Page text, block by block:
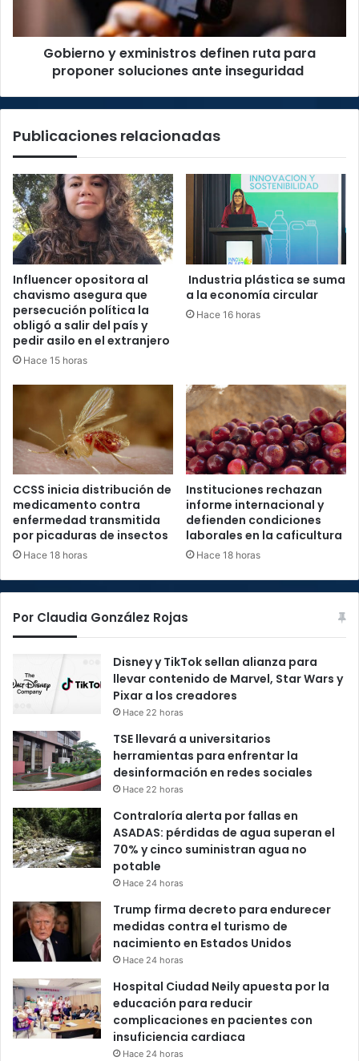
ante
inseguridadGobierno y exministros definen ruta para
proponer soluciones ante inseguridad
Publicaciones relacionadas
Influencer opositora al
chavismo asegura que
persecución política la
obligó a salir del país y
pedir asilo en el extranjero
Hace 15 horas
Industria plástica se suma
a la economía circular
Hace 16 horas
CCSS inicia distribución de
medicamento contra
enfermedad transmitida
por picaduras de insectos
Hace 18 horas
Instituciones rechazan
informe internacional y
defienden condiciones
laborales en la caficultura
Hace 18 horas
Por Claudia González Rojas
Disney y TikTok sellan alianza para
llevar contenido de Marvel, Star Wars y
Pixar a los creadores
Hace 22 horas
TSE llevará a universitarios
herramientas para enfrentar la
desinformación en redes sociales
Hace 22 horas
Contraloría alerta por fallas en
ASADAS: pérdidas de agua superan el
70% y cinco suministran agua no
potable
Hace 24 horas
Trump firma decreto para endurecer
medidas contra el turismo de
nacimiento en Estados Unidos
Hace 24 horas
Hospital Ciudad Neily apuesta por la
educación para reducir
complicaciones en pacientes con
insuficiencia cardiaca
Hace 24 horas